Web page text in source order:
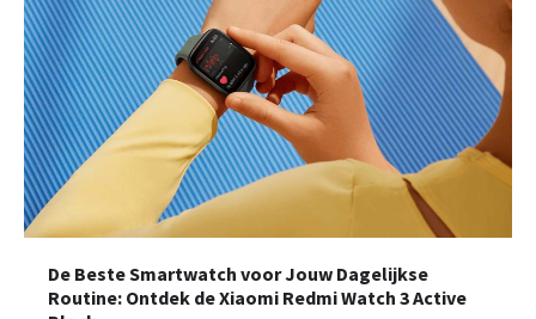
De Beste Smartwatch voor Jouw Dagelijkse
Routine: Ontdek de Xiaomi Redmi Watch 3 Active